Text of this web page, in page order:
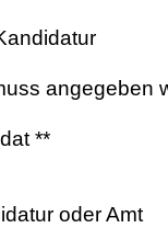
angegeben
**
oder Amt